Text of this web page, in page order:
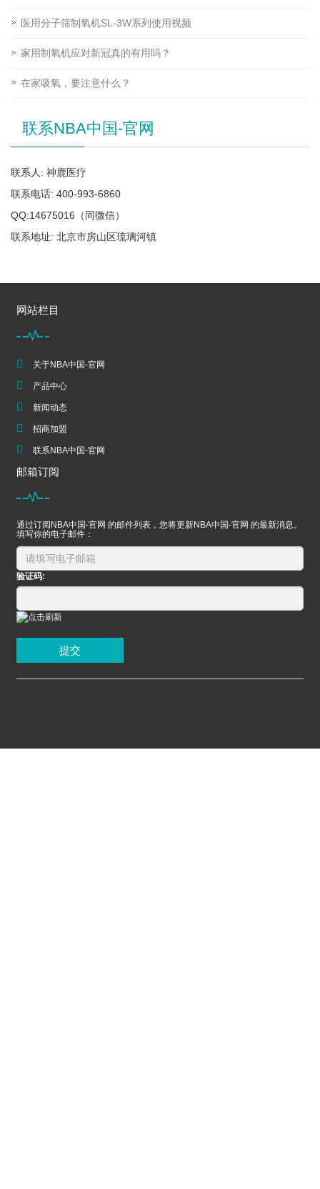
医用分子筛制氧机SL-3W系列使用视频
家用制氧机应对新冠真的有用吗？
在家吸氧，要注意什么？
联系NBA中国-官网
联系人: 神鹿医疗
联系电话: 400-993-6860
QQ:14675016（同微信）
联系地址: 北京市房山区琉璃河镇
网站栏目
关于NBA中国-官网
产品中心
新闻动态
招商加盟
联系NBA中国-官网
邮箱订阅
通过订阅NBA中国-官网 的邮件列表，您将更新NBA中国-官网 的最新消息。
填写你的电子邮件：
验证码:
提交